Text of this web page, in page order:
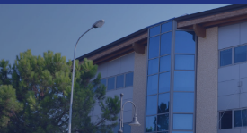
PRODOTTI
NORMATIVE
MEDIA